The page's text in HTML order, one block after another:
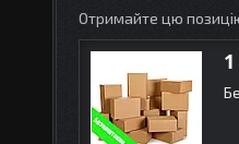
Отримайте цю